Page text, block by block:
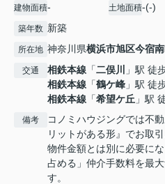
建物面積- 土地面積-(-)
築年数 新築
所在地 神奈川県横浜市旭区今宿
交通 相鉄本線 「二俣川
」駅 徒
相鉄本線 「鶴ケ峰 」駅 徒
相鉄本線 「希望ケ丘 」駅
備考
コノミハウジングでは不
リットがある形』でお取
物件金額とは別に必要に
占める」仲介手数料を最
す。